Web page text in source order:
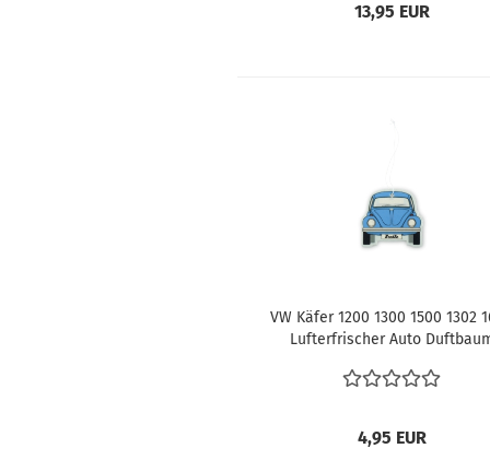
13,95 EUR
VW Käfer 1200 1300 1500 1302
Lufterfrischer Auto
LUFTERFRISCHER - FRESH/BLAU
4,95 EUR